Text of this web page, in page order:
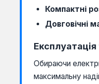
Компактні
Довговічні
Експлуатація
Обираючи
максимальну